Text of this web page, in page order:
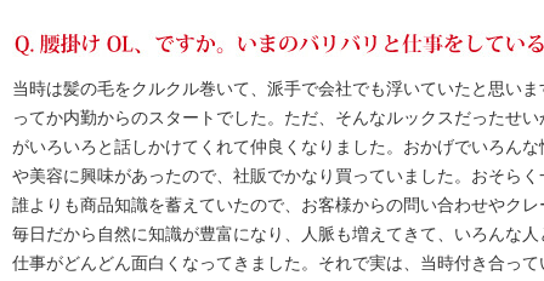
当時は髪の毛をクルクル巻いて、派手で会社でも浮いていたと思い
ってか内勤からのスタートでした。ただ、そんなルックスだったせ
がいろいろと話しかけてくれて仲良くなりました。おかげでいろん
や美容に興味があったので、社販でかなり買っていました。おそら
誰よりも商品知識を蓄えていたので、お客様からの問い合わせやク
毎日だから自然に知識が豊富になり、人脈も増えてきて、いろんな
仕事がどんどん面白くなってきました。それで実は、当時付き合っ